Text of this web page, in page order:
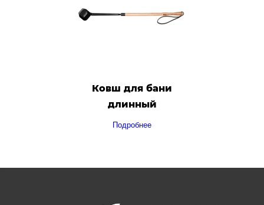
Ковш для бани
длинный
Подробнее